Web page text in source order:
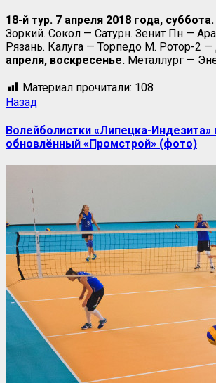
18-й тур. 7 апреля 2018 года, суббота.
Зоркий. Сокол — Сатурн. Зенит Пн —
Рязань. Калуга — Торпедо М. Ротор-2
апреля, воскресенье. Металлург —
Материал прочитали: 108
Назад
Волейболистки «Липецка-Индезита»
обновлённый «Промстрой» (фото)